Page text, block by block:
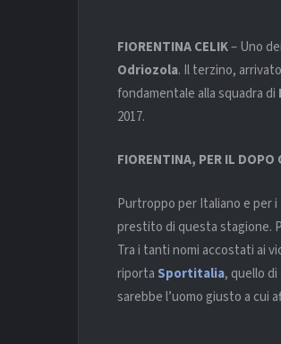
FIORENTINA CELIK– Uno
Odriozola. Il terzino,
fondamentale alla squadra di
2017.
FIORENTINA, PER IL DOPO
Purtroppo per Italiano e per
prestito di questa stagione.
Tra i tanti nomi accostati ai
riportaSportitalia, quello di
sarebbe l’uomo giusto a cui